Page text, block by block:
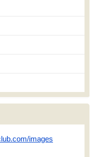
images